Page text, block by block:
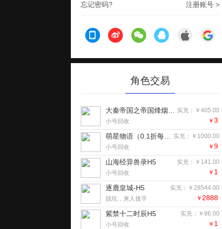
忘记密码? 注册账号 >
角色交易
实充：￥405.00
大秦帝国之帝国烽烟（七日登录侠女同游）手游
小号回收 ￥ 3
实充：￥1000.00
萌星物语（0.1折每天送9999）H5
小号回收 ￥ 9
实充：￥141.00
山海经异兽录H5
小号回收 ￥ 1
实充：￥28544.00
逐鹿皇城-H5
脱坑，来人接手 ￥ 2888
实充：￥86.00
紫禁十二时辰H5
小号回收 ￥ 1